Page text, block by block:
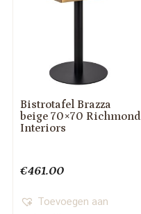
Bistrotafel Brazza
beige 70×70 Richmond
Interiors
€461.00
Toevoegen aan